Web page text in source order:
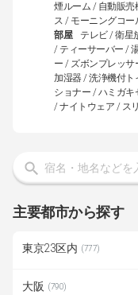
煙ルーム / 自動販売
ス / モーニングコー
部屋
テレビ / 衛星
/ ティーサーバー /
ー / ズボンプレッ
加湿器 / 洗浄機付ト
ショナー / ハミガ
/ ナイトウェア / ス
主要都市から探す
東京23区内 (777)
大阪 (790)